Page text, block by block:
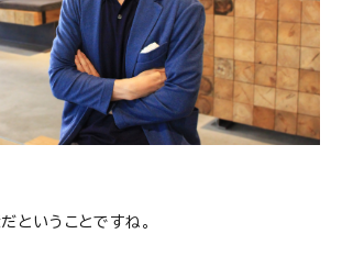
ということですね。